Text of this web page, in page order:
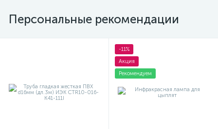
Персональные рекомендации
-11%
Акция
Рекомендуем